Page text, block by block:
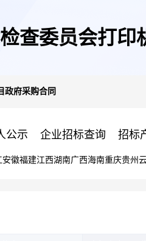
查委员会打印
政府采购合同
公示 企业招标查询 招标
安徽福建江西湖南广西海南重庆贵州